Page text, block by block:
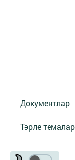
Документлар
Төрле темалар